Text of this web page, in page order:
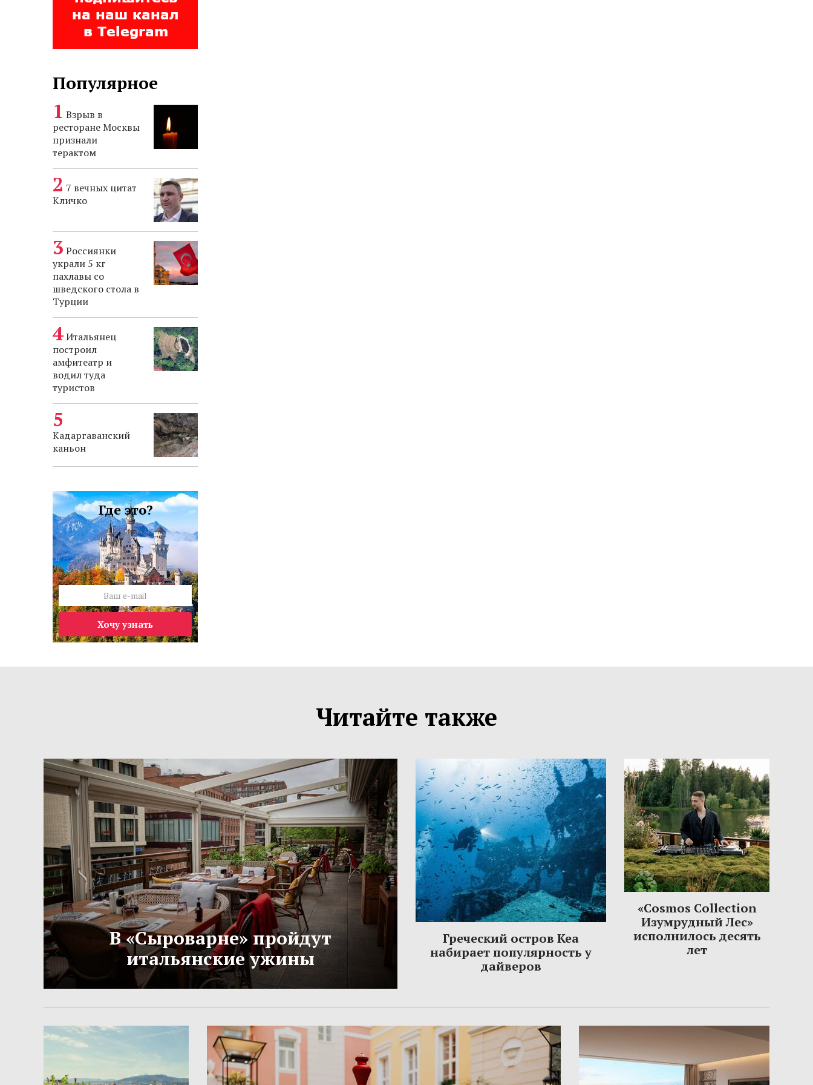
Популярное
Взрыв в
ресторане Москвы
признали
терактом
7 вечных цитат
Кличко
Россиянки
украли 5 кг
пахлавы со
шведского стола в
Турции
Итальянец
построил
амфитеатр и
водил туда
туристов
Кадаргаванский
каньон
Где это?
Хочу узнать
Читайте также
В «Сыроварне» пройдут
итальянские ужины
Греческий остров Кеа
набирает популярность у
дайверов
«Cosmos Collection
Изумрудный Лес»
исполнилось десять
лет